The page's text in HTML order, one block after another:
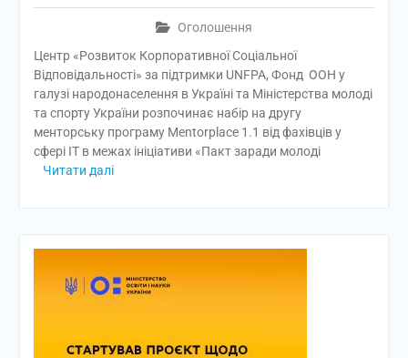
Оголошення
Центр «Розвиток Корпоративної Соціальної
Відповідальності» за підтримки UNFPA, Фонд ООН у
галузі народонаселення в Україні та Міністерства молоді
та спорту України розпочинає набір на другу
менторську програму Mentorplace 1.1 від фахівців у
сфері IT в межах ініціативи «Пакт заради молоді
Читати далі